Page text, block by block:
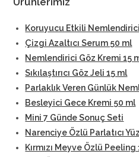
Koruyucu Etkili
Çizgi Azaltıcı Serum 50 ml
Nemlendirici Göz Kremi 15
Sıkılaştırıcı Göz Jeli 15 ml
Parlaklık Veren Günlük
Besleyici Gece Kremi 50 ml
Mini 7 Günde Sonuç Seti
Narenciye Özlü Parlatıcı
Kırmızı Meyve Özlü Peeling